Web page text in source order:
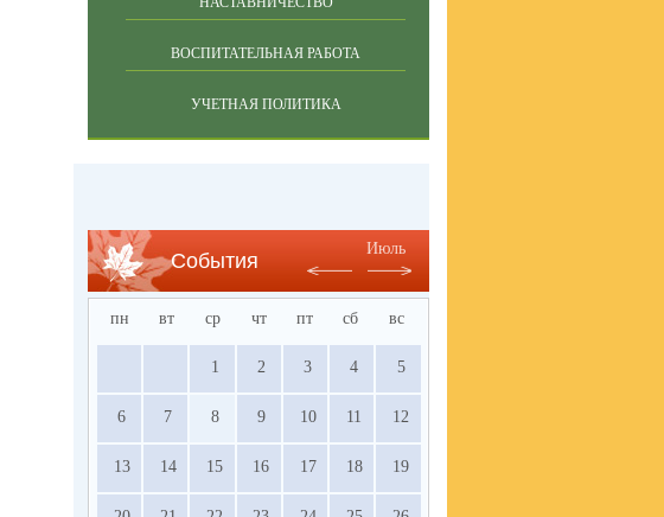
ВОСПИТАТЕЛЬНАЯ РАБОТА
УЧЕТНАЯ ПОЛИТИКА
События
Июль
пн вт ср чт пт сб вс
1 2 3 4 5
6 7 8 9 10 11 12
13 14 15 16 17 18 19